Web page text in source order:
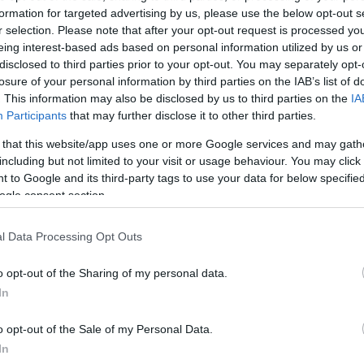
for targeted advertising by us, please use the below opt-out
selection. Please note that after your opt-out request is processed
interest-based ads based on personal information utilized by us
to third parties prior to your opt-out. You may separately
of your personal information by third parties on the IAB’s list of
This information may also be disclosed by us to third parties on the
Participants that may further disclose it to other third parties.
that this website/app uses one or more Google services and may
but not limited to your visit or usage behaviour. You may
to Google and its third-party tags to use your data for below
consent section.
Data Processing Opt Outs
opt-out of the Sharing of my personal data.
opt-out of the Sale of my Personal Data.
σουηδικής νομοθεσίας για τη μετανάστευση είναι
έχουν το αναφαίρετο δικαίωμα να κατοικούν
δημοσιογράφους ο Λούντβιχ Άσπλινγκ, ο
Σουηδίας, που είναι αρμόδιος για θέματα
ΔΙΑΦΗΜΙΣΗ